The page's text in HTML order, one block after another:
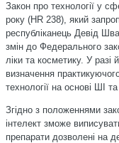
Закон про технології у
року (HR 238), який
республіканець Девід
змін до Федерального
ліки та косметику. У разі
визначення
технології на основі ШІ
Згідно з положеннями
інтелект зможе
препарати дозволені на